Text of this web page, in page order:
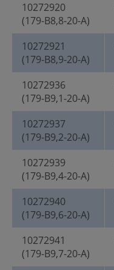
10272920
(179-B8,8-20-A)
10272921
(179-B8,9-20-A)
10272936
(179-B9,1-20-A)
10272937
(179-B9,2-20-A)
10272939
(179-B9,4-20-A)
10272940
(179-B9,6-20-A)
10272941
(179-B9,7-20-A)